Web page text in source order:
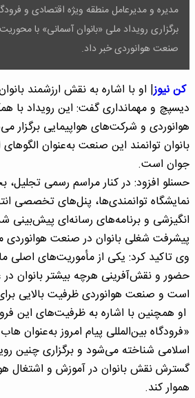
مدیره و مدیرعامل منطقه ویژه اقتصادی و
برگزاری رویداد ملی «بانوان آسمانی» با
صنعت هوانوردی خبر داد.
کن نیوز| او با اشاره به نقش ارزشمند
دیسپچ و مهمانداری گفت: این رویداد با
هوانوردی و شرکت‌های هواپیمایی برگزار
بانوان توانمند این صنعت به‌عنوان
جوان است.
حسنلو افزود: در کنار مراسم رسمی
نمایشگاه توانمندی‌ها، پنل‌های تخصصی
انگیزشی و برنامه‌های رسانه‌ای
پیشرفت شغلی بانوان در صنعت
وی تاکید کرد: یکی از مأموریت‌های اصلی
حضور و نقش‌آفرینی هرچه بیشتر بانوان
است و صنعت هوانوردی ظرفیت بالایی
او همچنین با اشاره به ظرفیت‌های این
«فرودگاه بین‌المللی پیام امروز به‌عنوان
اسلامی شناخته می‌شود و برگزاری چنین
گسترش نقش بانوان در آموزش و اشتغال
هموار کند.